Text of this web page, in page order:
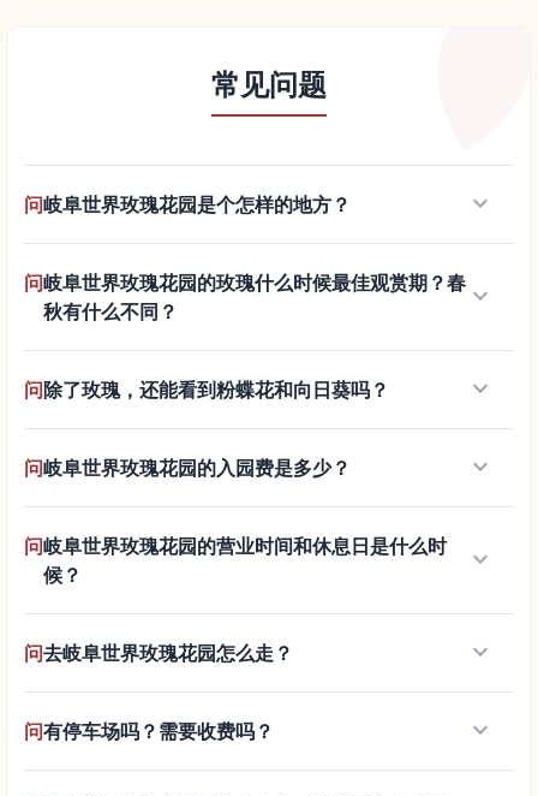
常见问题
问岐阜世界玫瑰花园是个怎样的地方？ keyboard_arrow_down
问岐阜世界玫瑰花园的玫瑰什么时候最佳观赏期？春
秋有什么不同？
keyboard_arrow_down
问除了玫瑰，还能看到粉蝶花和向日葵吗？ keyboard_arrow_down
问岐阜世界玫瑰花园的入园费是多少？ keyboard_arrow_down
问岐阜世界玫瑰花园的营业时间和休息日是什么时
候？
keyboard_arrow_down
问去岐阜世界玫瑰花园怎么走？ keyboard_arrow_down
问有停车场吗？需要收费吗？ keyboard_arrow_down